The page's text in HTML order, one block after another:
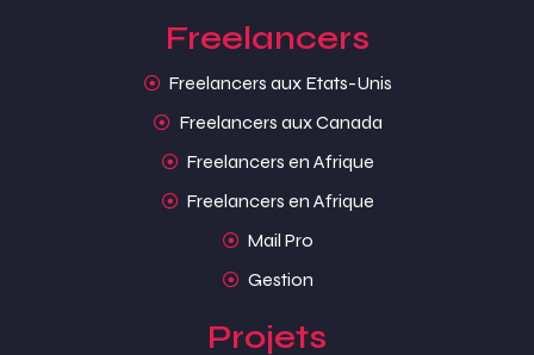
Freelancers
Freelancers aux Etats-Unis
Freelancers aux Canada
Freelancers en Afrique
Freelancers en Afrique
Mail Pro
Gestion
Projets